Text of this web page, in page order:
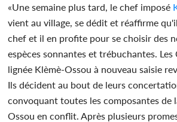
«Une semaine plus tard, le chef imposé
vient au village, se dédit et réaffirme
chef et il en profite pour se choisir des
espèces sonnantes et trébuchantes. Les
lignée Klèmè-Ossou à nouveau saisie
Ils décident au bout de leurs
convoquant toutes les composantes de
Ossou en conflit. Après plusieurs